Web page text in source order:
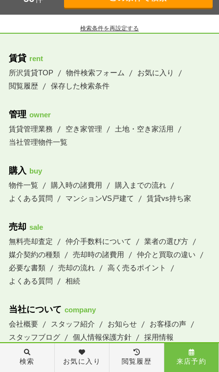
検索条件を再設定する
賃貸 rent
所沢賃貸TOP
物件検索フォーム
お気に入り
閲覧履歴
保存した検索条件
管理 owner
賃貸管理業務
空き家管理
土地・空き家活用
当社管理物件一覧
購入 buy
物件一覧
購入時の諸費用
購入までの流れ
よくある質問
マンションVS戸建て 賃貸vs持ち家
売却 sale
無料売却査定
仲介手数料について
業者の選び方
媒介契約の種類
売却時の諸費用
仲介と買取の違い
必要な書類
売却の流れ
高く売るポイント
よくある質問
相続
当社について company
会社概要
スタッフ紹介 お知らせ
お客様の声
スタッフブログ
個人情報保護方針 採用情報
お問い合わせ inquiry
検索 お気に入り 閲覧履歴 来店予約